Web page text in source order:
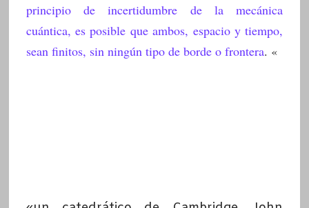
principio de incertidumbre de la mecánica
cuántica, es posible que ambos, espacio y tiempo,
sean finitos, sin ningún tipo de borde o frontera. «